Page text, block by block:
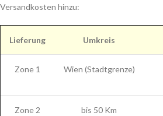
Versandkosten hinzu:
Lieferung Umkreis
Zone 1 Wien (Stadtgrenze)
Zone 2 bis 50 Km